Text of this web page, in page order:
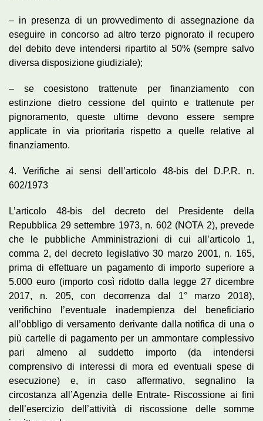
– in presenza di un provvedimento di assegnazione da
eseguire in concorso ad altro terzo pignorato il recupero
del debito deve intendersi ripartito al 50% (sempre salvo
diversa disposizione giudiziale);
– se coesistono trattenute per finanziamento con
estinzione dietro cessione del quinto e trattenute per
pignoramento, queste ultime devono essere sempre
applicate in via prioritaria rispetto a quelle relative al
finanziamento.
4. Verifiche ai sensi dell’articolo 48-bis del D.P.R. n.
602/1973
L’articolo 48-bis del decreto del Presidente della
Repubblica 29 settembre 1973, n. 602 (NOTA 2), prevede
che le pubbliche Amministrazioni di cui all’articolo 1,
comma 2, del decreto legislativo 30 marzo 2001, n. 165,
prima di effettuare un pagamento di importo superiore a
5.000 euro (importo così ridotto dalla legge 27 dicembre
2017, n. 205, con decorrenza dal 1° marzo 2018),
verifichino l’eventuale inadempienza del beneficiario
all’obbligo di versamento derivante dalla notifica di una o
più cartelle di pagamento per un ammontare complessivo
pari almeno al suddetto importo (da intendersi
comprensivo di interessi di mora ed eventuali spese di
esecuzione) e, in caso affermativo, segnalino la
circostanza all’Agenzia delle Entrate- Riscossione ai fini
dell’esercizio dell’attività di riscossione delle somme